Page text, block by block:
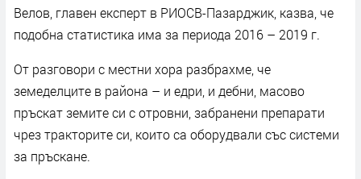
Велов, главен експерт в РИОСВ-Пазарджик, казва, че
подобна статистика има за периода 2016 – 2019 г.
От разговори с местни хора разбрахме, че
земеделците в района – и едри, и дебни, масово
пръскат земите си с отровни, забранени препарати
чрез тракторите си, които са оборудвали със системи
за пръскане.